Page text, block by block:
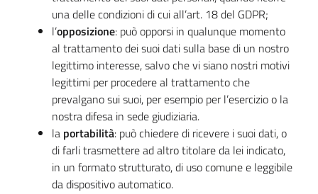
una delle condizioni di cui all’art. 18 del GDPR;
l’opposizione: può opporsi in qualunque momento
al trattamento dei suoi dati sulla base di un nostro
legittimo interesse, salvo che vi siano nostri motivi
legittimi per procedere al trattamento che
prevalgano sui suoi, per esempio per l’esercizio o la
nostra difesa in sede giudiziaria.
la portabilità: può chiedere di ricevere i suoi dati, o
di farli trasmettere ad altro titolare da lei indicato,
in un formato strutturato, di uso comune e leggibile
da dispositivo automatico.